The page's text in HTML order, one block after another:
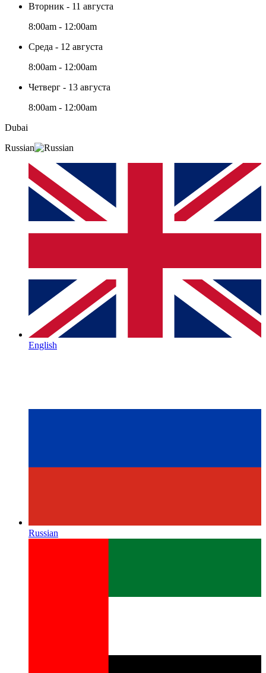
Вторник - 11 августа
8:00am - 12:00am
Среда - 12 августа
8:00am - 12:00am
Четверг - 13 августа
8:00am - 12:00am
Dubai
Russian
English
Russian